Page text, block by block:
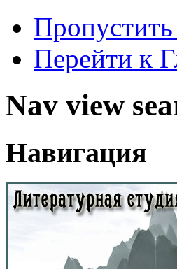
Перейти к
Nav view
Навигация